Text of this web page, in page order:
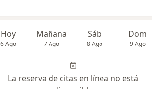
Hoy
6 Ago
Mañana
7 Ago
Sáb
8 Ago
Dom
9 Ago
La reserva de citas en línea no está